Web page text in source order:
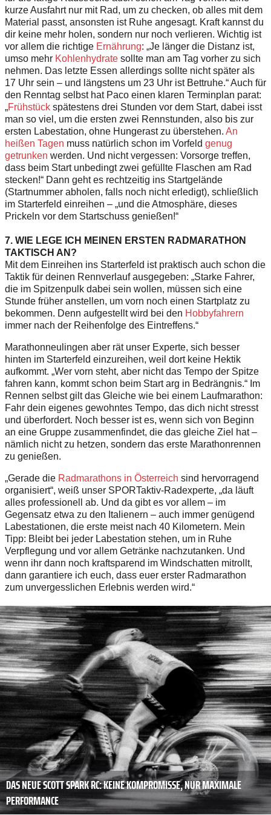
kurze Ausfahrt nur mit Rad, um zu checken, ob alles mit dem
Material passt, ansonsten ist Ruhe angesagt. Kraft kannst du
dir keine mehr holen, sondern nur noch verlieren. Wichtig ist
vor allem die richtige Ernährung: „Je länger die Distanz ist,
umso mehr Kohlenhydrate sollte man am Tag vorher zu sich
nehmen. Das letzte Essen allerdings sollte nicht später als
17 Uhr sein – und längstens um 23 Uhr ist Bettruhe.“ Auch für
den Renntag selbst hat Paco einen klaren Terminplan parat:
„Frühstück spätestens drei Stunden vor dem Start, dabei isst
man so viel, um die ersten zwei Rennstunden, also bis zur
ersten Labestation, ohne Hungerast zu überstehen. An
heißen Tagen muss natürlich schon im Vorfeld genug
getrunken werden. Und nicht vergessen: Vorsorge treffen,
dass beim Start unbedingt zwei gefüllte Flaschen am Rad
stecken!“ Dann geht es rechtzeitig ins Startgelände
(Startnummer abholen, falls noch nicht erledigt), schließlich
im Starterfeld einreihen – „und die Atmosphäre, dieses
Prickeln vor dem Startschuss genießen!“
7. WIE LEGE ICH MEINEN ERSTEN RADMARATHON
TAKTISCH AN?
Mit dem Einreihen ins Starterfeld ist praktisch auch schon die
Taktik für deinen Rennverlauf ausgegeben: „Starke Fahrer,
die im Spitzenpulk dabei sein wollen, müssen sich eine
Stunde früher anstellen, um vorn noch einen Startplatz zu
bekommen. Denn aufgestellt wird bei den Hobbyfahrern
immer nach der Reihenfolge des Eintreffens.“
Marathonneulingen aber rät unser Experte, sich besser
hinten im Starterfeld einzureihen, weil dort keine Hektik
aufkommt. „Wer vorn steht, aber nicht das Tempo der Spitze
fahren kann, kommt schon beim Start arg in Bedrängnis.“ Im
Rennen selbst gilt das Gleiche wie bei einem Laufmarathon:
Fahr dein eigenes gewohntes Tempo, das dich nicht stresst
und überfordert. Noch besser ist es, wenn sich von Beginn
an eine Gruppe zusammenfindet, die das gleiche Ziel hat –
nämlich nicht zu hetzen, sondern das erste Marathonrennen
zu genießen.
„Gerade die Radmarathons in Österreich sind hervorragend
organisiert“, weiß unser SPORTaktiv-Radexperte, „da läuft
alles professionell ab. Und da gibt es vor allem – im
Gegensatz etwa zu den Italienern – auch immer genügend
Labestationen, die erste meist nach 40 Kilometern. Mein
Tipp: Bleibt bei jeder Labestation stehen, um in Ruhe
Verpflegung und vor allem Getränke nachzutanken. Und
wenn ihr dann noch kraftsparend im Windschatten mitrollt,
dann garantiere ich euch, dass euer erster Radmarathon
zum unvergesslichen Erlebnis werden wird.“
DAS NEUE SCOTT SPARK RC: KEINE KOMPROMISSE, NUR MAXIMALE
PERFORMANCE